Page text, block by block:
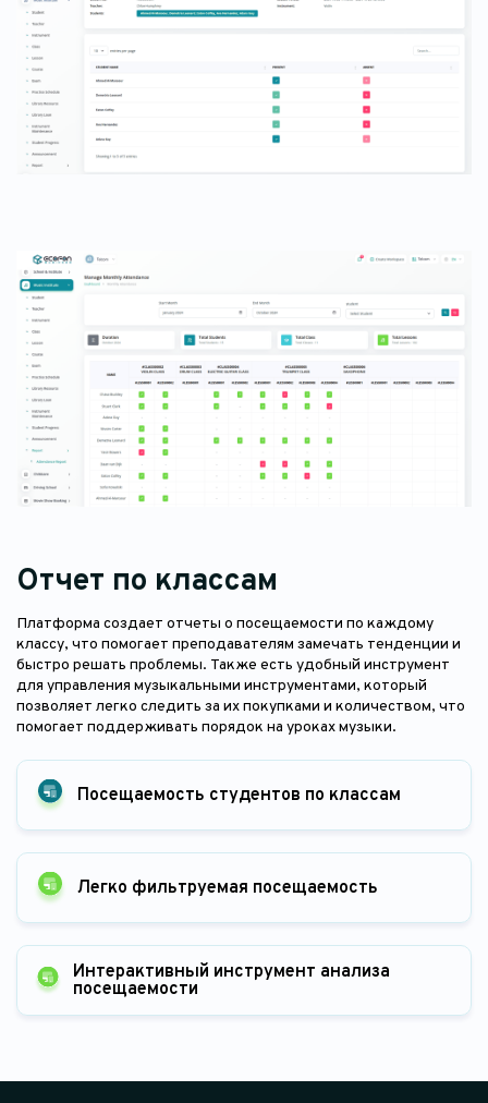
Отчет по классам
Платформа создает отчеты о посещаемости по каждому
классу, что помогает преподавателям замечать тенденции и
быстро решать проблемы. Также есть удобный инструмент
для управления музыкальными инструментами, который
позволяет легко следить за их покупками и количеством, что
помогает поддерживать порядок на уроках музыки.
Посещаемость студентов по классам
Легко фильтруемая посещаемость
Интерактивный инструмент анализа
посещаемости